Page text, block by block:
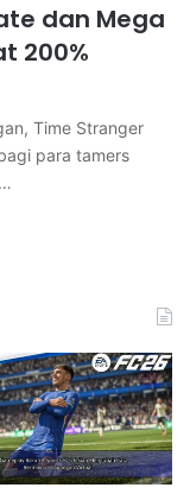
dan Mega
200%
Time Stranger
para tamers